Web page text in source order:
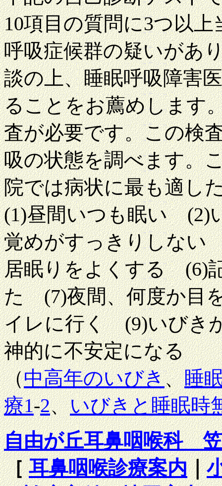
10項目の質問に3つ以
呼吸症候群の疑いがあ
談の上、睡眠呼吸障害
ることをお薦めします
査が必要です。この検
吸の状態を調べます。
院では病状に最も適し
(1)昼間いつも眠い (2)
覚めがすっきりしな
居眠りをよくする (6)
た (7)夜間、何度か目
イレに行く (9)いびき
神的に不安定になる
（中高年のいびき、睡
療1-2、いびきと睡眠時
自由が丘耳鼻咽喉科
［耳鼻咽喉診療案内｜